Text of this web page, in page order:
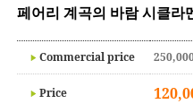
페어리 계곡의 바람 시클라
Commercial price
Price